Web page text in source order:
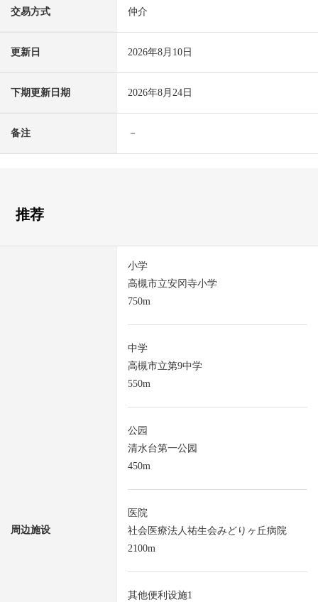
交易方式 仲介
更新日 2026年8月10日
下期更新日期 2026年8月24日
备注 －
推荐
周边施设
小学
高槻市立安冈寺小学
750m
中学
高槻市立第9中学
550m
公园
清水台第一公园
450m
医院
社会医療法人祐生会みどりヶ丘病院
2100m
其他便利设施1